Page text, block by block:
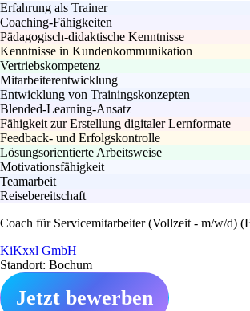
Erfahrung als Trainer
Coaching-Fähigkeiten
Pädagogisch-didaktische Kenntnisse
Kenntnisse in Kundenkommunikation
Vertriebskompetenz
Mitarbeiterentwicklung
Entwicklung von Trainingskonzepten
Blended-Learning-Ansatz
Fähigkeit zur Erstellung digitaler Lernformate
Feedback- und Erfolgskontrolle
Lösungsorientierte Arbeitsweise
Motivationsfähigkeit
Teamarbeit
Reisebereitschaft
Coach für Servicemitarbeiter (Vollzeit - m/w/d)
KiKxxl GmbH
Standort: Bochum
Jetzt bewerben